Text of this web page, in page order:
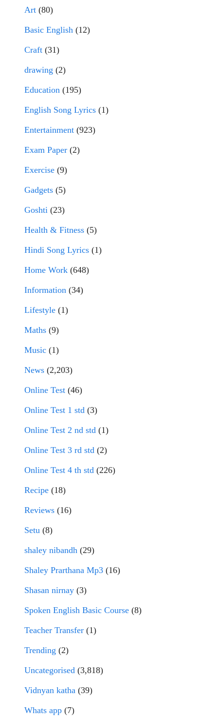
Art (80)
Basic English (12)
Craft (31)
drawing (2)
Education (195)
English Song Lyrics (1)
Entertainment (923)
Exam Paper (2)
Exercise (9)
Gadgets (5)
Goshti (23)
Health & Fitness (5)
Hindi Song Lyrics (1)
Home Work (648)
Information (34)
Lifestyle (1)
Maths (9)
Music (1)
News (2,203)
Online Test (46)
Online Test 1 std (3)
Online Test 2 nd std (1)
Online Test 3 rd std (2)
Online Test 4 th std (226)
Recipe (18)
Reviews (16)
Setu (8)
shaley nibandh (29)
Shaley Prarthana Mp3 (16)
Shasan nirnay (3)
Spoken English Basic Course (8)
Teacher Transfer (1)
Trending (2)
Uncategorised (3,818)
Vidnyan katha (39)
Whats app (7)